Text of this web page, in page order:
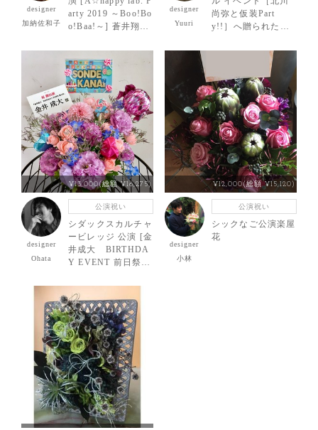
designer
加納佐和子
arty 2019 ～Boo!Bo
o!Baa!～] 蒼井翔太
屋花
designer
Yuuri
尚弥と仮装Part
y!!］へ贈られたお
¥13,000(総額 ¥16,275)
designer
Ohata
公演祝い
シダックスカルチャ
ービレッジ 公演 [金
井成大 BIRTHDA
Y EVENT 前日祭]
い花
¥12,000(総額 ¥15,120)
designer
小林
公演祝い
シックなご公演楽屋
花